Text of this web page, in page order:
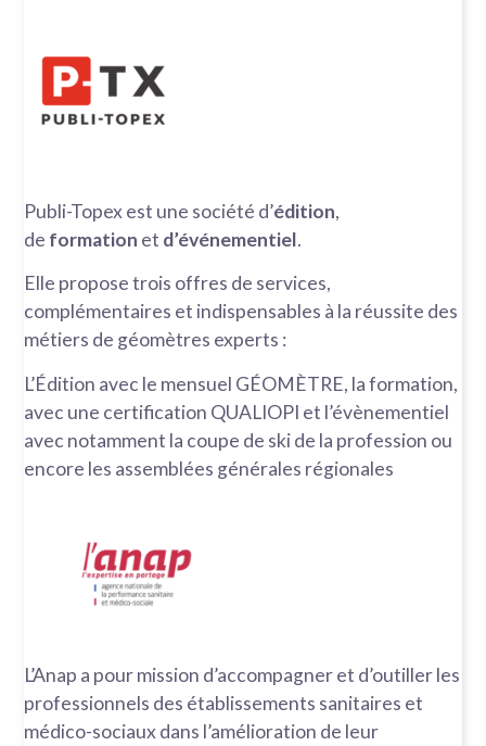
Publi-Topex est une société d’édition,
de formation et d’événementiel.
Elle propose trois offres de services,
complémentaires et indispensables à la réussite des
métiers de géomètres experts :
L’Édition avec le mensuel GÉOMÈTRE, la formation,
avec une certification QUALIOPI et l’évènementiel
avec notamment la coupe de ski de la profession ou
encore les assemblées générales régionales
L’Anap a pour mission d’accompagner et d’outiller les
professionnels des établissements sanitaires et
médico-sociaux dans l’amélioration de leur